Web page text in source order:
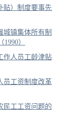
贴）制度要事先
城镇集体所有制
）
作人员工龄津贴
员工资制度改革
民工工资问题的